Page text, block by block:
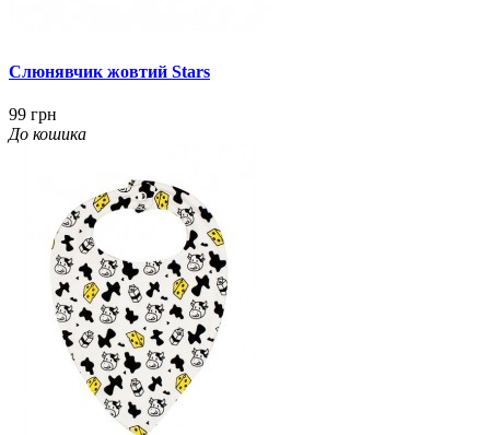
Слюнявчик жовтий Stars
99 грн
До кошика